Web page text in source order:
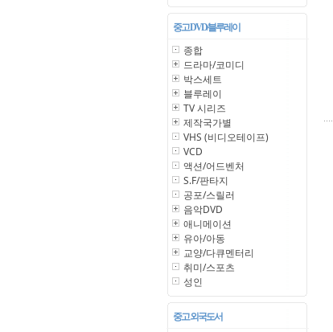
중고 DVD/블루레이
종합
드라마/코미디
박스세트
블루레이
TV 시리즈
제작국가별
VHS (비디오테이프)
VCD
액션/어드벤처
S.F/판타지
공포/스릴러
음악DVD
애니메이션
유아/아동
교양/다큐멘터리
취미/스포츠
성인
중고 외국도서